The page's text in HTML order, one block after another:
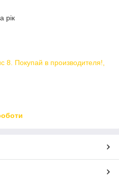
рік
Покупай в производителя!,